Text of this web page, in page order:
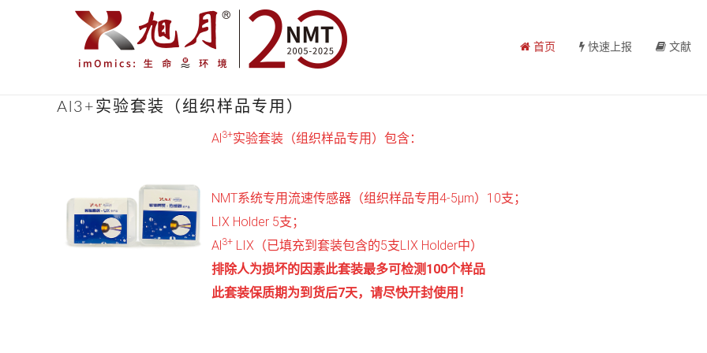
首页 快速上报 文献
Al3+实验套装（组织样品专用）
Al3+实验套装（组织样品专用）包含：
NMT系统专用流速传感器（组织样品专用4-5μm）10支；
LIX Holder 5支；
Al3+ LIX（已填充到套装包含的5支LIX Holder中）
排除人为损坏的因素此套装最多可检测100个样品
此套装保质期为到货后7天，请尽快开封使用！